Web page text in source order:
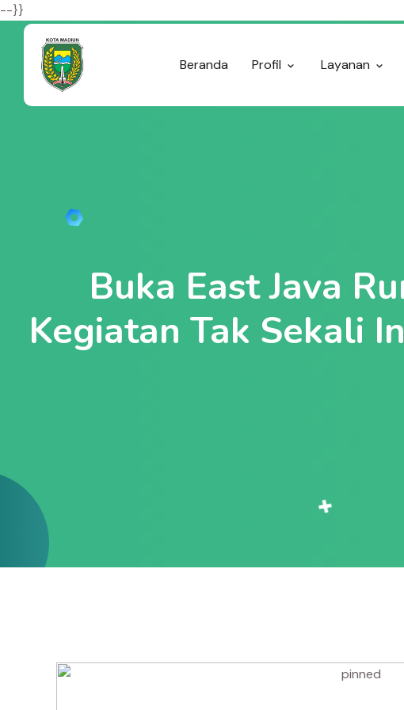
--}}
Beranda Profil Layanan
Buka East Java
Kegiatan Tak Sekali